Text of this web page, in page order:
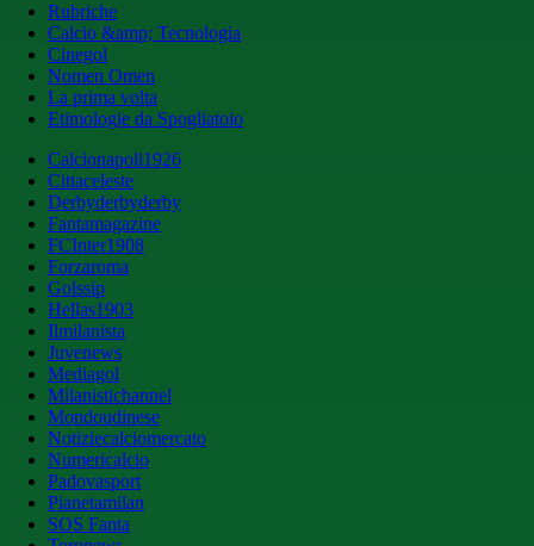
Rubriche
Calcio &amp; Tecnologia
Cinegol
Nomen Omen
La prima volta
Etimologie da Spogliatoio
Calcionapoli1926
Cittaceleste
Derbyderbyderby
Fantamagazine
FCInter1908
Forzaroma
Golssip
Hellas1903
Ilmilanista
Juvenews
Mediagol
Milanistichannel
Mondoudinese
Notiziecalciomercato
Numericalcio
Padovasport
Pianetamilan
SOS Fanta